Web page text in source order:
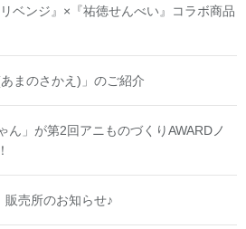
ベンジ』×『祐徳せんべい』コラボ商品
まのさかえ)」のご紹介
ん」が第2回アニものづくりAWARDノ
販売所のお知らせ♪